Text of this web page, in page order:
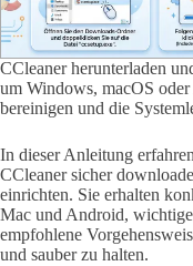
CCleaner herunterladen
um Windows, macOS
bereinigen und die
In dieser Anleitung
CCleaner sicher
einrichten. Sie erhalten
Mac und Android,
empfohlene
und sauber zu halten.